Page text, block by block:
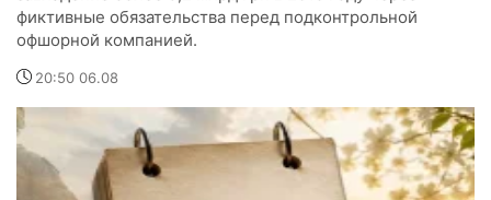
фиктивные обязательства перед подконтрольной
офшорной компанией.
20:50 06.08